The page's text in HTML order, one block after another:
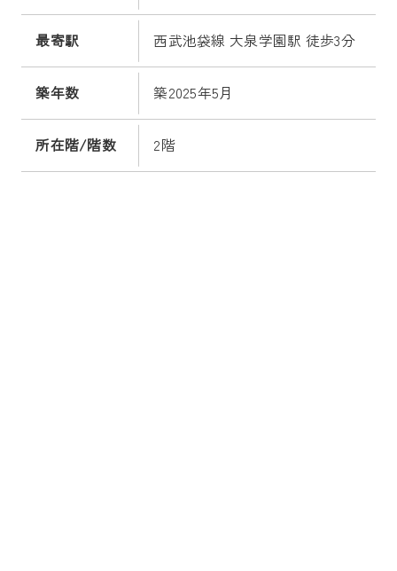
最寄駅 西武池袋線 大泉学園駅 徒歩3分
築年数 築2025年5月
所在階/階数 2階